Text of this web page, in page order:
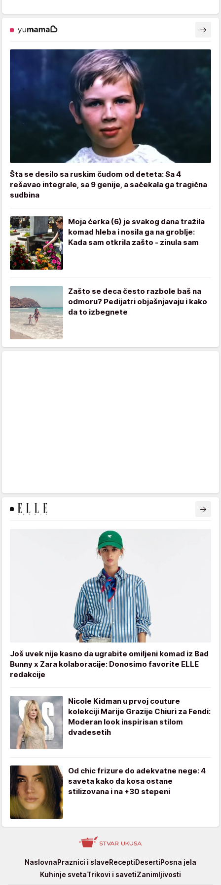
Šta se desilo sa ruskim čudom od deteta: Sa 4
rešavao integrale, sa 9 genije, a sačekala ga tragična
sudbina
Moja ćerka (6) je svakog dana tražila
komad hleba i nosila ga na groblje:
Kada sam otkrila zašto - zinula sam
Zašto se deca često razbole baš na
odmoru? Pedijatri objašnjavaju i kako
da to izbegnete
Još uvek nije kasno da ugrabite omiljeni komad iz Bad
Bunny x Zara kolaboracije: Donosimo favorite ELLE
redakcije
Nicole Kidman u prvoj couture
kolekciji Marije Grazije Chiuri za Fendi:
Moderan look inspirisan stilom
dvadesetih
Od chic frizure do adekvatne nege: 4
saveta kako da kosa ostane
stilizovana i na +30 stepeni
StvarNaslovnaPraznici i slaveReceptiDesertiPosna jela
Kuhinje svetaTrikovi i savetiZanimljivosti